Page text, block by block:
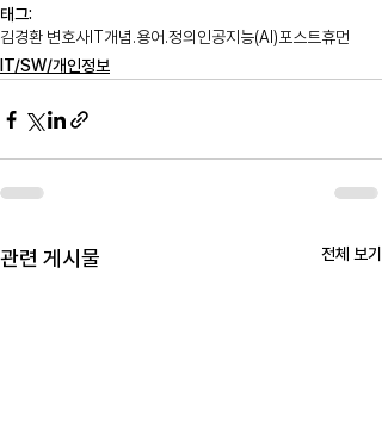
태그:
김경환 변호사 IT개념.용어.정의 인공지능(AI)포스트휴먼
IT/SW/개인정보
관련 게시물 전체 보기